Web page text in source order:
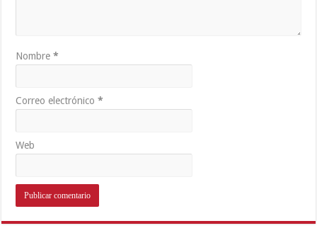
Nombre*
Correo electrónico*
Web